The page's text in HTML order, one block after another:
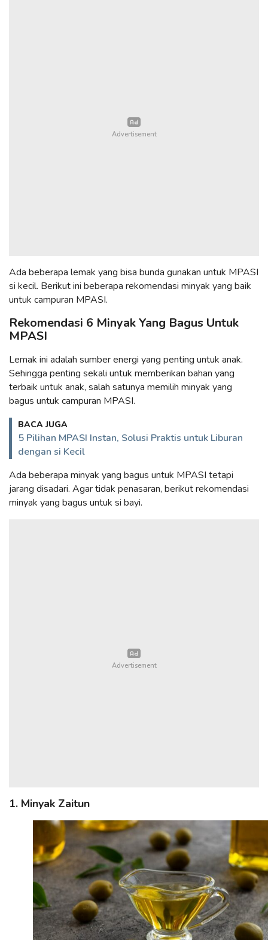
Ada beberapa lemak yang bisa bunda gunakan untuk MPASI
si kecil. Berikut ini beberapa rekomendasi minyak yang baik
untuk campuran MPASI.
Rekomendasi 6 Minyak Yang Bagus Untuk
MPASI
Lemak ini adalah sumber energi yang penting untuk anak.
Sehingga penting sekali untuk memberikan bahan yang
terbaik untuk anak, salah satunya memilih minyak yang
bagus untuk campuran MPASI.
BACA JUGA
5 Pilihan MPASI Instan, Solusi Praktis untuk Liburan
dengan si Kecil
Ada beberapa minyak yang bagus untuk MPASI tetapi
jarang disadari. Agar tidak penasaran, berikut rekomendasi
minyak yang bagus untuk si bayi.
1. Minyak Zaitun